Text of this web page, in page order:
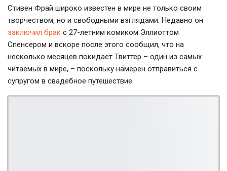
Стивен Фрай широко известен в мире не только своим
творчеством, но и свободными взглядами. Недавно он
заключил брак с 27-летним комиком Эллиоттом
Спенсером и вскоре после этого сообщил, что на
несколько месяцев покидает Твиттер – один из самых
читаемых в мире, – поскольку намерен отправиться с
супругом в свадебное путешествие.